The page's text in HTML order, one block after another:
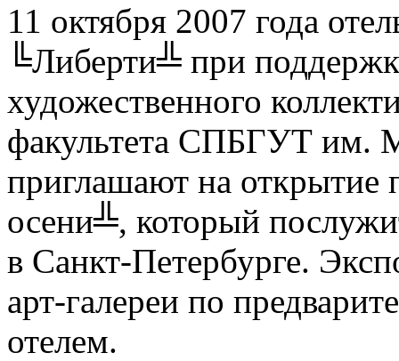
11 октября 2007 года
╚Либерти╩ при
художественного
факультета СПБГУТ им.
приглашают на
осени╩, который
в Санкт-Петербурге.
арт-галереи по
отелем.